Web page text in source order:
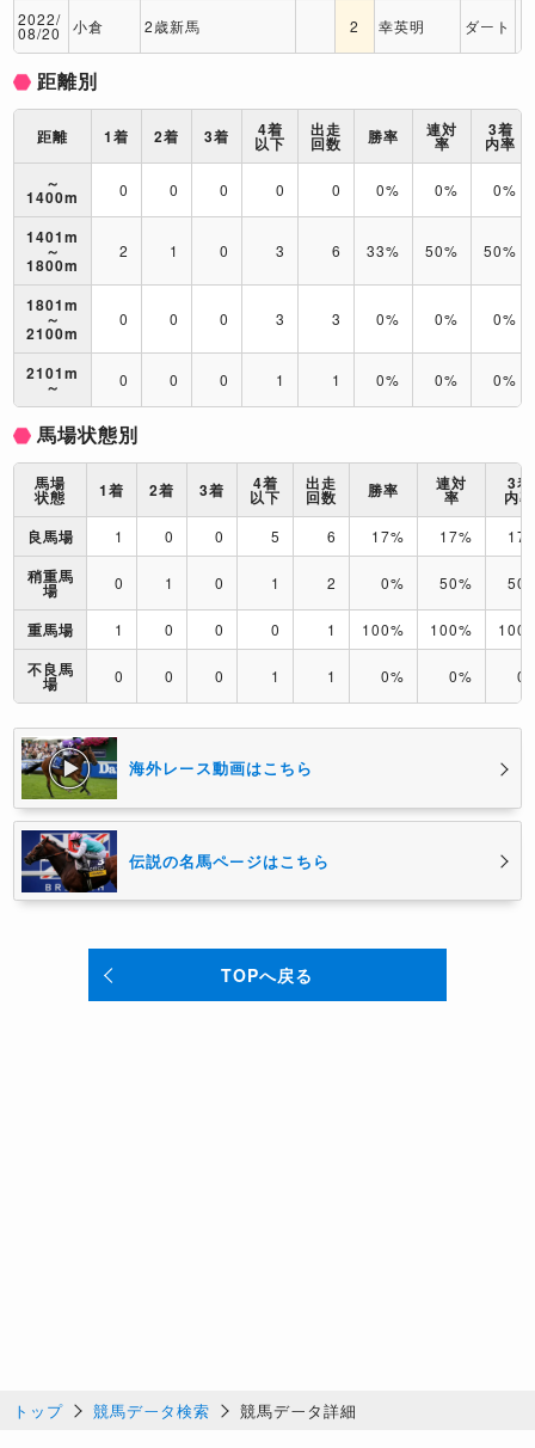
2022/
08/20 小倉 2歳新馬 2 幸英明 ダート
距離別
距離 1着 2着 3着 4着
以下
出走
回数 勝率 連対
率
3着
内率
～
1400m 0 0 0 0 0 0% 0% 0%
1401m
～
1800m
2 1 0 3 6 33% 50% 50%
1801m
～
2100m
0 0 0 3 3 0% 0% 0%
2101m
～ 0 0 0 1 1 0% 0% 0%
馬場状態別
馬場
状態 1着 2着 3着 4着
以下
出走
回数 勝率 連対
率
3着
内率
良馬場
1 0 0 5 6 17% 17%
稍重馬
場 0 1 0 1 2 0% 50%
重馬場 1 0 0 0 1 100% 100%
不良馬
場 0 0 0 1 1 0% 0%
海外レース動画はこちら
伝説の名馬ページはこちら
TOPへ戻る
トップ 競馬データ検索 競馬データ詳細